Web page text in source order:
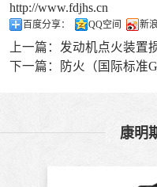
http://www.fdjhs.cn
百度分享： QQ空间 新
上一篇： 发动机点火装置
下一篇：
防火（国际标准
康明